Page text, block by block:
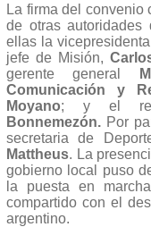
La firma del convenio
de otras autoridades
ellas la
jefe de Misión,
gerente general
Comunicación y
Moyano; y el
Bonnemezón. Por
secretaria de
Mattheus. La
gobierno local puso
la puesta en
compartido con el
argentino.